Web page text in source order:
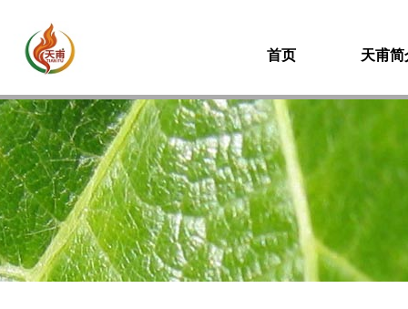
首页 天甫简